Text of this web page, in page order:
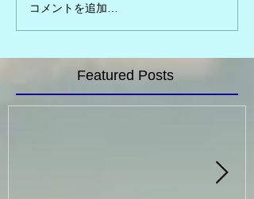
コメントを追加…
Featured Posts